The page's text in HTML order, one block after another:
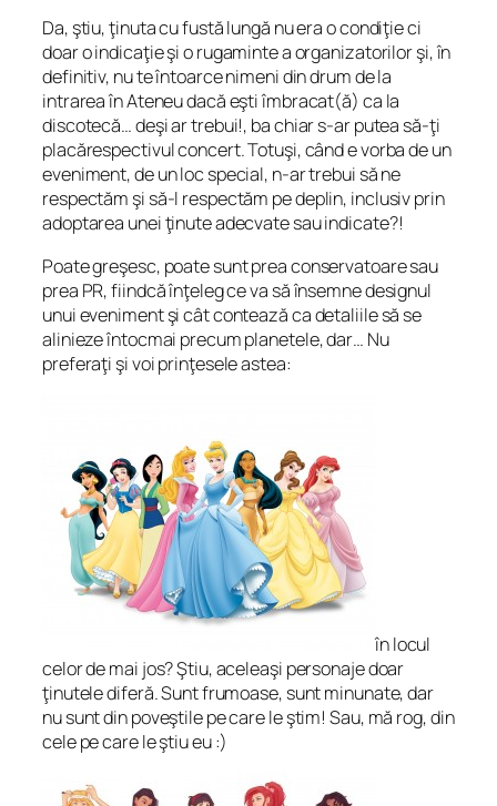
Da, ştiu, ţinuta cu fustă lungă nu era o condiţie ci
doar o indicaţie şi o rugaminte a organizatorilor şi, în
definitiv, nu te întoarce nimeni din drum de la
intrarea în Ateneu dacă eşti îmbracat(ă) ca la
discotecă… deşi ar trebui!, ba chiar s-ar putea să-ţi
placărespectivul concert. Totuşi, când e vorba de un
eveniment, de un loc special, n-ar trebui să ne
respectăm şi să-l respectăm pe deplin, inclusiv prin
adoptarea unei ţinute adecvate sau indicate?!
Poate greşesc, poate sunt prea conservatoare sau
prea PR, fiindcă înţeleg ce va să însemne designul
unui eveniment şi cât contează ca detaliile să se
alinieze întocmai precum planetele, dar… Nu
preferaţi şi voi prinţesele astea:
în locul
celor de mai jos? Ştiu, aceleaşi personaje doar
ţinutele diferă. Sunt frumoase, sunt minunate, dar
nu sunt din poveştile pe care le ştim! Sau, mă rog, din
cele pe care le ştiu eu :)